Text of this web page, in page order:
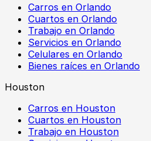
Carros en Orlando
Cuartos en Orlando
Trabajo en Orlando
Servicios en Orlando
Celulares en Orlando
Bienes raíces en Orlando
Houston
Carros en Houston
Cuartos en Houston
Trabajo en Houston